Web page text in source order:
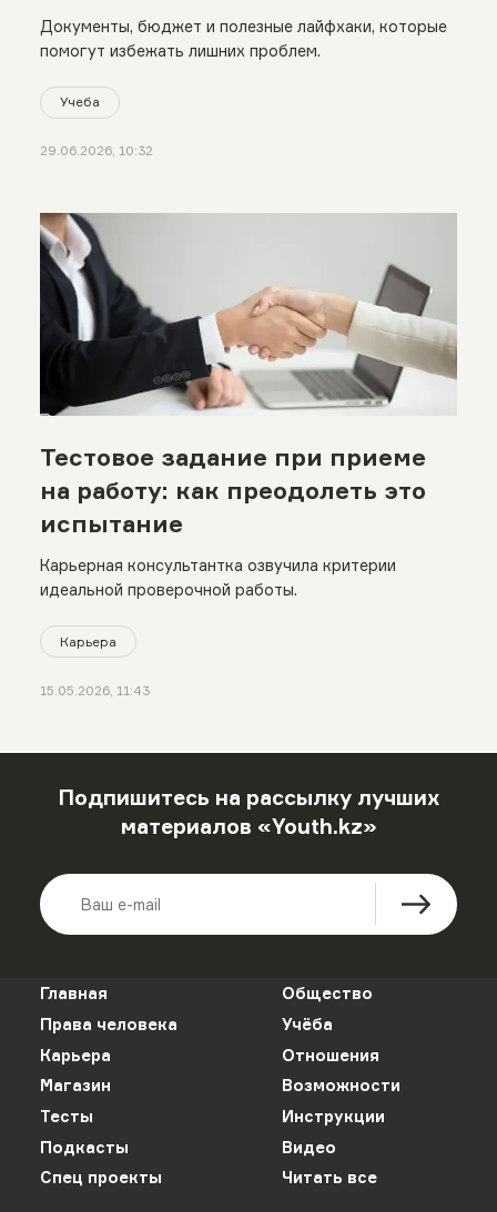
Документы, бюджет и полезные лайфхаки, которые
помогут избежать лишних проблем.
Учеба
29.06.2026, 10:32
Тестовое задание при приеме
на работу: как преодолеть это
испытание
Карьерная консультантка озвучила критерии
идеальной проверочной работы.
Карьера
15.05.2026, 11:43
Подпишитесь на рассылку лучших
материалов «Youth.kz»
Главная
Общество
Права человека
Учёба
Карьера
Отношения
Магазин
Возможности
Тесты
Инструкции
Подкасты
Видео
Спец проекты
Читать все